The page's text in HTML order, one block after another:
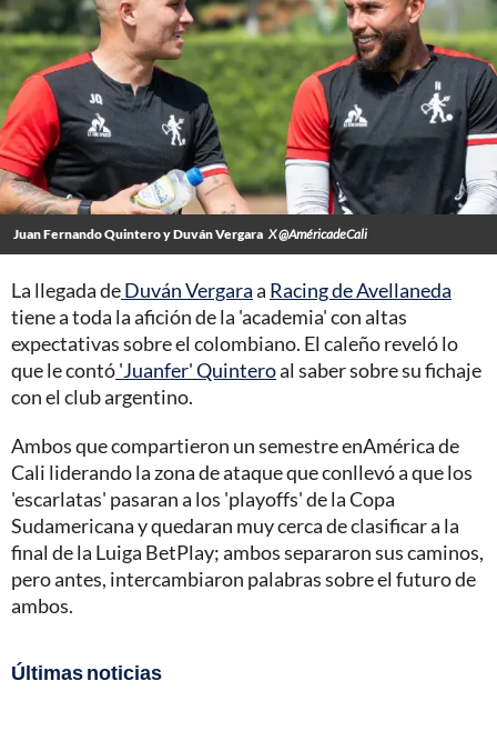
Juan Fernando Quintero y Duván Vergara X @AméricadeCali
La llegada deDuván Vergaraa Racing de Avellaneda
tiene a toda la afición de la 'academia' con altas
expectativas sobre el colombiano. El caleño reveló lo
que le contó'Juanfer' Quinteroal saber sobre su fichaje
con el club argentino.
Ambos que compartieron un semestre enAmérica de
Cali liderando la zona de ataque que conllevó a que los
'escarlatas' pasaran a los 'playoffs' de la Copa
Sudamericana y quedaran muy cerca de clasificar a la
final de la Luiga BetPlay; ambos separaron sus caminos,
pero antes, intercambiaron palabras sobre el futuro de
ambos.
Últimas noticias